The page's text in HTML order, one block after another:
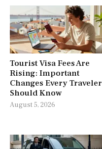
Tourist Visa Fees Are
Rising: Important
Changes Every Traveler
Should Know
August 5, 2026